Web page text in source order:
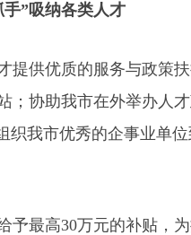
”吸纳各类人才
提供优质的服务与政策
；协助我市在外举办人
织我市优秀的企事业单
予最高30万元的补贴，